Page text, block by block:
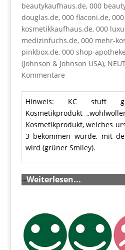
beautykaufhaus.de, 000
douglas.de, 000 flaconi.de,
kosmetikkaufhaus.de, 000
medizinfuchs.de, 000 mehr-
pinkbox.de, 000 shop-
(Johnson & Johnson USA),
Kommentare
Hinweis: KC stuft
Kosmetikprodukt
Kosmetikprodukt, welches
3 bekommen würde, mit
wird (grüner Smiley).
…Weiterlesen...